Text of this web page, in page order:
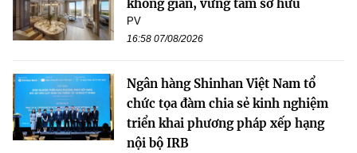
không gian, vững tâm sở hữu
PV
16:58 07/08/2026
Ngân hàng Shinhan Việt Nam tổ
chức tọa đàm chia sẻ kinh nghiệm
triển khai phương pháp xếp hạng
nội bộ IRB